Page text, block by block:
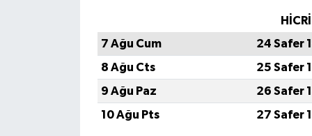
HİCRİ
7 Ağu Cum
24 Safer
8 Ağu Cts
25 Safer
9 Ağu Paz
26 Safer
10 Ağu Pts
27 Safer